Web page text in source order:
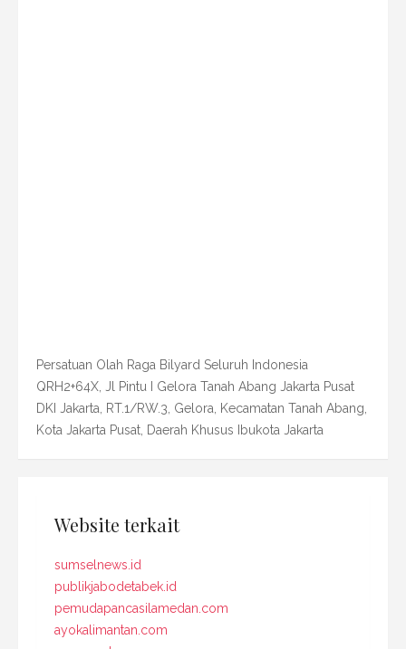
Persatuan Olah Raga Bilyard Seluruh Indonesia
QRH2+64X, Jl Pintu I Gelora Tanah Abang Jakarta Pusat
DKI Jakarta, RT.1/RW.3, Gelora, Kecamatan Tanah Abang,
Kota Jakarta Pusat, Daerah Khusus Ibukota Jakarta
Website terkait
sumselnews.id
publikjabodetabek.id
pemudapancasilamedan.com
ayokalimantan.com